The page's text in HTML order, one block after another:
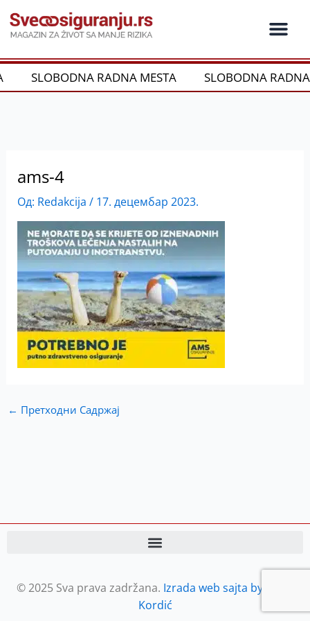
на
садржај
SLOBODNA RADNA MESTA SLOBODNA RADNA
ams-4
Од: Redakcija / 17. децембар 2023.
← Претходни Садржај
© 2025 Sva prava zadržana. Izrada web sajta by Petar
Kordić